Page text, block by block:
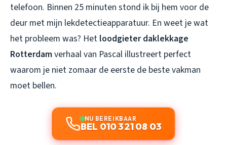
telefoon. Binnen 25 minuten stond ik bij hem voor de
deur met mijn lekdetectieapparatuur. En weet je wat
het probleem was? Het loodgieter daklekkage
Rotterdam verhaal van Pascal illustreert perfect
waarom je niet zomaar de eerste de beste vakman
moet bellen.
NU BEREIKBAAR
BEL 010 321 08 03